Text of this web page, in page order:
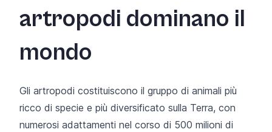
artropodi dominano il
mondo
Gli artropodi costituiscono il gruppo di animali più
ricco di specie e più diversificato sulla Terra, con
numerosi adattamenti nel corso di 500 milioni di